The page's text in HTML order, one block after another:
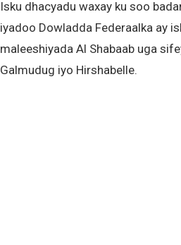
Isku dhacyadu waxay ku soo
iyadoo Dowladda Federaalka ay
maleeshiyada Al Shabaab uga
Galmudug iyo Hirshabelle.